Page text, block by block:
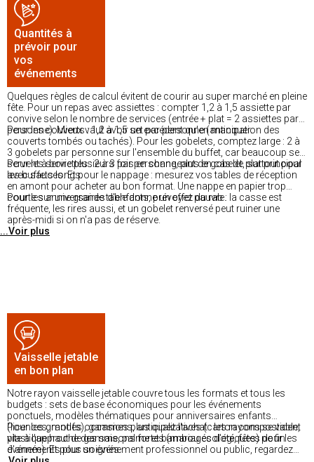
Quantités à
prévoir pour
vos
événements
Quelques règles de calcul évitent de courir au super marché en pleine
fête. Pour un repas avec assiettes : compter 1,2 à 1,5 assiette par
convive selon le nombre de services (entrée + plat = 2 assiettes par
personne). Mieux vaut avoir un excédent qu'en manquer.
Pour les couverts : 1,2 à 1,5 set par personne (anticipation des
couverts tombés ou tachés). Pour les gobelets, comptez large : 2 à
3 gobelets par personne sur l'ensemble du buffet, car beaucoup se
servent à boire plusieurs fois en changeant de gobelet, surtout pour
les buffets longs.
Pour les serviettes : 2 à 3 par personne, plus en cas de plat principal
avec sauces. Et pour le nappage : mesurez vos tables de réception
en amont pour acheter au bon format. Une nappe en papier trop
courte sur une grande table donne un effet pauvre.
Pour les anniversaires d'enfants, prévoyez du rab : la casse est
fréquente, les rires aussi, et un gobelet renversé peut ruiner une
après-midi si on n'a pas de réserve.
...Voir plus
Vaisselle jetable
en bon plan
Notre rayon vaisselle jetable couvre tous les formats et tous les
budgets : sets de base économiques pour les événements
ponctuels, modèles thématiques pour anniversaires enfants
(licences, motifs), gammes plus qualitatives (carton compostable,
plastique haut de gamme, palme et bambou écologiques) pour les
événements plus soignés.
Pour les grandes occasions, anticipez l'achat : les rayons se vident
vite à l'approche des saisons fortes (mariages d'été, fêtes de fin
d'année). Et pour un événement professionnel ou public, regardez